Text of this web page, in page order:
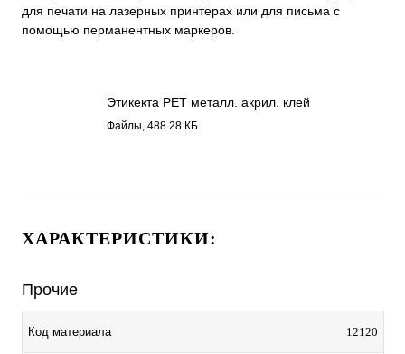
для печати на лазерных принтерах или для письма с
помощью перманентных маркеров.
Этикекта PET металл. акрил. клей
12120.pdf
Файлы, 488.28 КБ
ХАРАКТЕРИСТИКИ:
Прочие
Код материала 12120